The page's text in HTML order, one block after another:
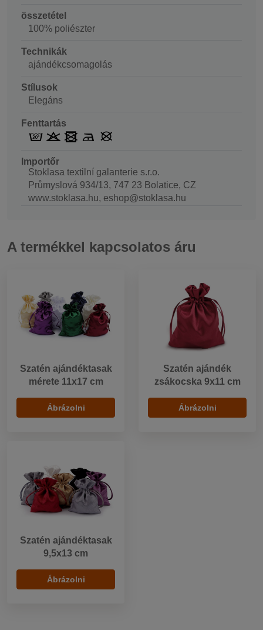
összetétel
100% poliészter
Technikák
ajándékcsomagolás
Stílusok
Elegáns
Fenttartás
Importőr
Stoklasa textilní galanterie s.r.o.
Průmyslová 934/13, 747 23 Bolatice, CZ
www.stoklasa.hu, eshop@stoklasa.hu
A termékkel kapcsolatos áru
Szatén ajándéktasak
mérete 11x17 cm
Ábrázolni
Szatén ajándék
zsákocska 9x11 cm
Ábrázolni
Szatén ajándéktasak
9,5x13 cm
Ábrázolni